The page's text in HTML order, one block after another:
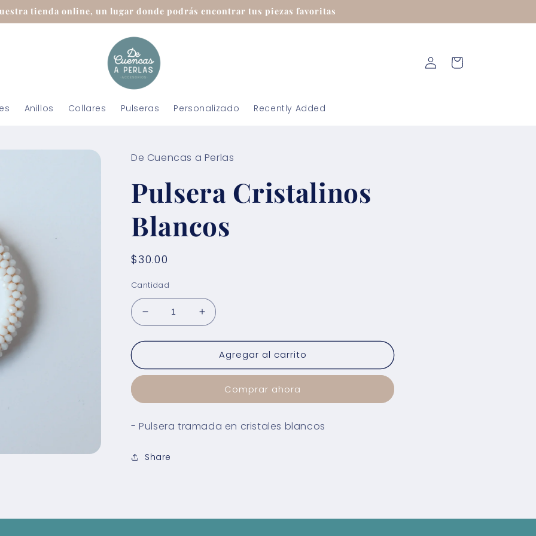
tienda online, un lugar donde podrás encontrar tus piezas favoritas
Anillos Collares Pulseras Personalizado Recently Added
Iniciar
sesión
Carrito
De Cuencas a Perlas
Pulsera Cristalinos
Blancos
Precio
$30.00
Cantidad
Reducir
cantidad
para
Cristalinos
Aumentar
cantidad
para
Pulsera
Cristalinos
Agregar al carrito
Comprar ahora
- Pulsera tramada en cristales blancos
Share